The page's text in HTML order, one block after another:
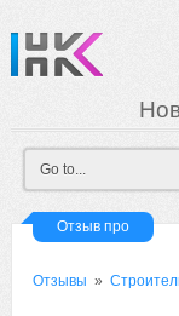
Отзыв про
Отзывы »